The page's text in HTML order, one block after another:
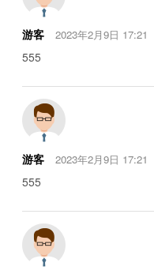
游客 2023年2月9日 17:21
555
游客 2023年2月9日 17:21
555